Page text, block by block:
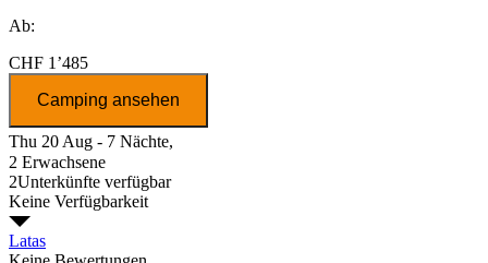
Ab:
CHF 1’485
Camping ansehen
Thu 20 Aug - 7 Nächte,
2 Erwachsene
2Unterkünfte verfügbar
Keine Verfügbarkeit
Latas